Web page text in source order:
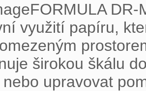
využití papíru,
širokou škálu
upravovat